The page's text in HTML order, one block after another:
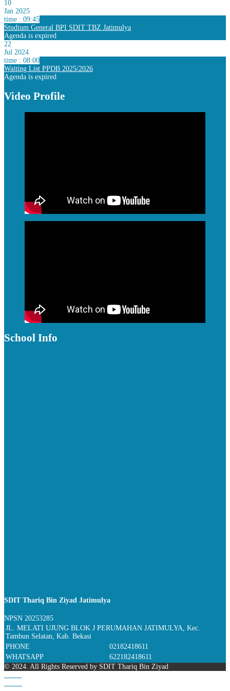
10
Jan 2025
time : 09:45
Studium General BPI SDIT TBZ Jatimulya
Agenda is expired
22
Jul 2024
time : 08:00
Waiting List PPDB 2025/2026
Agenda is expired
Video Profile
School Info
SDIT Thariq Bin Ziyad Jatimulya
NPSN 20253285
JL. MELATI UJUNG BLOK J PERUMAHAN JATIMULYA, Kec.
Tambun Selatan, Kab. Bekasi
PHONE
02182418611
WHATSAPP
622182418611
© 2024. All Rights Reserved by SDIT Thariq Bin Ziyad